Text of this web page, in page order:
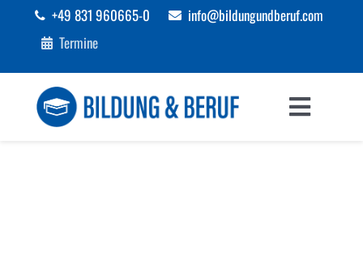
+49 831 960665-0
info@bildungundberuf.com
Termine
Toggle